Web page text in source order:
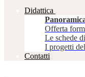
Didattica
Offerta
Le schede
I progetti
Contatti